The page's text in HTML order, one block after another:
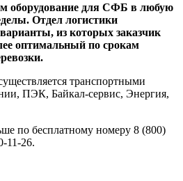
оборудование для СФБ в любую
Отдел логистики
из которых заказчик
оптимальный по срокам
транспортными
ПЭК, Байкал-сервис, Энергия,
по бесплатному номеру 8 (800)
11-26.